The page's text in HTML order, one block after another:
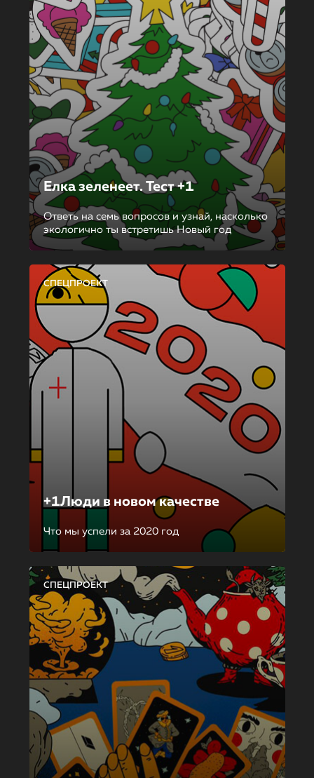
Елка зеленеет. Тест +1
Ответь на семь вопросов и узнай, насколько
экологично ты встретишь Новый год
СПЕЦПРОЕКТ
+1Люди в новом качестве
Что мы успели за 2020 год
СПЕЦПРОЕКТ